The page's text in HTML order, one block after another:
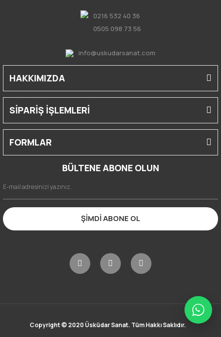
0216 532 40 36
0505 098 73 56
info@uskudarsanat.com
HAKKIMIZDA
SİPARİŞ İŞLEMLERİ
FORMLAR
BÜLTENE ABONE OLUN
ŞİMDİ ABONE OL
Copyright © 2020 Üsküdar Sanat. Tüm Hakkı Saklıdır.